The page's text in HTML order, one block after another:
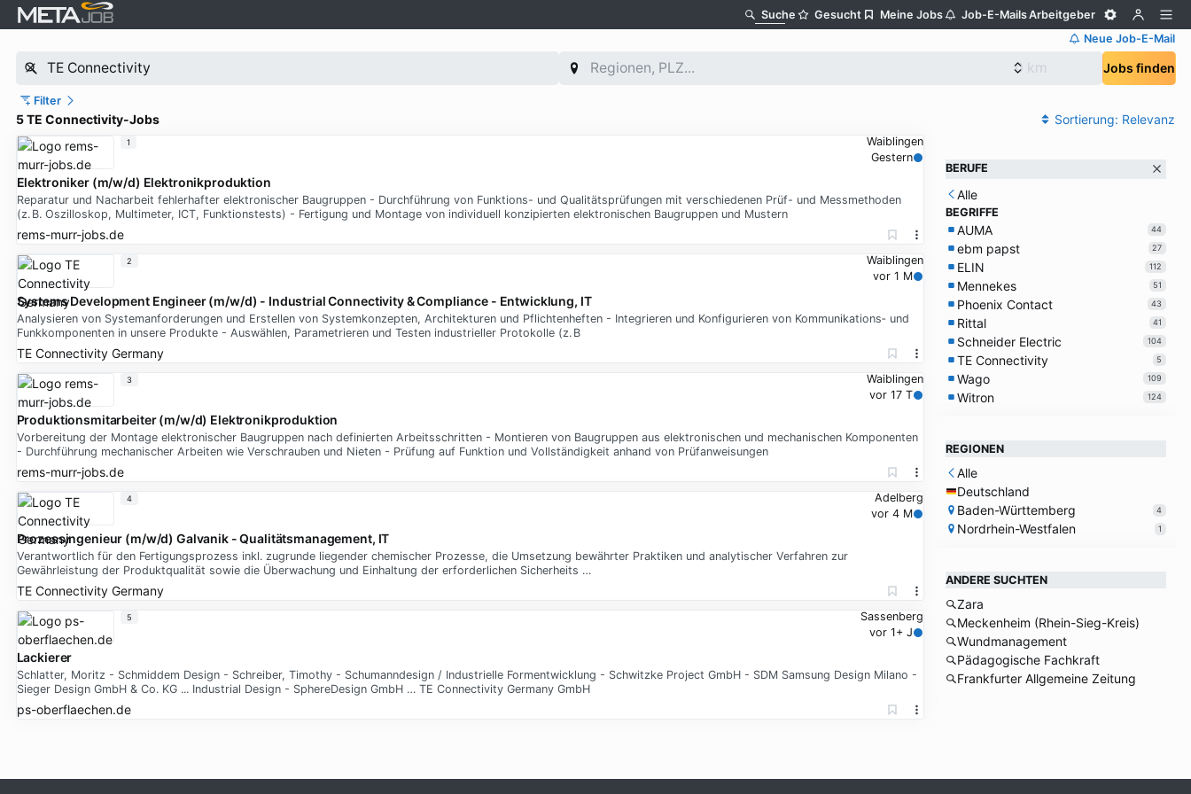
Suche Gesucht Meine Jobs Job-E-MailsArbeitgeber
Neue Job-E-Mail
Jobs finden
Filter
5 TE Connectivity-Jobs Sortierung: Relevanz
Waiblingen
Gestern
Elektroniker (m/w/d) Elektronikproduktion
Reparatur und Nacharbeit fehlerhafter elektronischer Baugruppen - Durchführung von Funktions- und Qualitätsprüfungen mit verschiedenen Prüf- und Messmethoden
(z. B. Oszilloskop, Multimeter, ICT, Funktionstests) - Fertigung und Montage von individuell konzipierten elektronischen Baugruppen und Mustern
rems-murr-jobs.de
1
Waiblingen
vor 1 M
Systems Development Engineer (m/w/d) - Industrial Connectivity & Compliance - Entwicklung, IT
Analysieren von Systemanforderungen und Erstellen von Systemkonzepten, Architekturen und Pflichtenheften - Integrieren und Konfigurieren von Kommunikations‑ und
Funkkomponenten in unsere Produkte - Auswählen, Parametrieren und Testen industrieller Protokolle (z. B
TE Connectivity Germany
2
Waiblingen
vor 17 T
Produktionsmitarbeiter (m/w/d) Elektronikproduktion
Vorbereitung der Montage elektronischer Baugruppen nach definierten Arbeitsschritten - Montieren von Baugruppen aus elektronischen und mechanischen Komponenten
- Durchführung mechanischer Arbeiten wie Verschrauben und Nieten - Prüfung auf Funktion und Vollständigkeit anhand von Prüfanweisungen
rems-murr-jobs.de
3
Adelberg
vor 4 M
Prozessingenieur (m/w/d) Galvanik - Qualitätsmanagement, IT
Verantwortlich für den Fertigungsprozess inkl. zugrunde liegender chemischer Prozesse, die Umsetzung bewährter Praktiken und analytischer Verfahren zur
Gewährleistung der Produktqualität sowie die Überwachung und Einhaltung der erforderlichen Sicherheits …
TE Connectivity Germany
4
Sassenberg
vor 1+ J
Lackierer
Schlatter, Moritz - Schmiddem Design - Schreiber, Timothy - Schumanndesign / Industrielle Formentwicklung - Schwitzke Project GmbH - SDM Samsung Design Milano -
Sieger Design GmbH & Co. KG ... Industrial Design - SphereDesign GmbH … TE Connectivity Germany GmbH
ps-oberflaechen.de
5
BERUFE
Alle
BEGRIFFE
AUMA 44
ebm papst 27
ELIN 112
Mennekes 51
Phoenix Contact 43
Rittal 41
Schneider Electric 104
TE Connectivity 5
Wago 109
Witron 124
REGIONEN
Alle
Deutschland
Baden-Württemberg
4
Nordrhein-Westfalen 1
ANDERE SUCHTEN
Zara
Meckenheim (Rhein-Sieg-Kreis)
Wundmanagement
Pädagogische Fachkraft
Frankfurter Allgemeine Zeitung